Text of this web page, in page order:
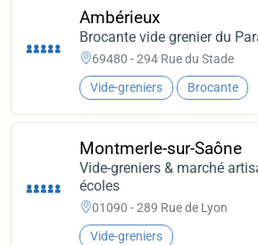
Ambérieux
Brocante vide grenier du
69480 - 294 Rue du Stade
Vide-greniers Brocante
Montmerle-sur-Saône
Vide-greniers & marché
écoles
01090 - 289 Rue de Lyon
Vide-greniers